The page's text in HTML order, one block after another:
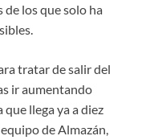
los que solo ha
tratar de salir del
ir aumentando
que llega ya a diez
de Almazán,